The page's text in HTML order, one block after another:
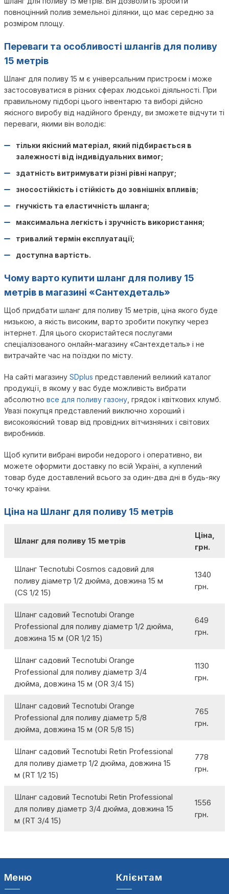
повноцінний полив земельної ділянки, що має середню за
розміром площу.
Переваги та особливості шлангів для поливу
15 метрів
Шланг для поливу 15 м є універсальним пристроєм і може
застосовуватися в різних сферах людської діяльності. При
правильному підборі цього інвентарю та виборі дійсно
якісного виробу від надійного бренду, ви зможете відчути ті
переваги, якими він володіє:
тільки якісний матеріал, який підбирається в
залежності від індивідуальних вимог;
здатність витримувати різні рівні напруг;
зносостійкість і стійкість до зовнішніх впливів;
гнучкість та еластичність шланга;
максимальна легкість і зручність використання;
тривалий термін експлуатації;
доступна вартість.
Чому варто купити шланг для поливу 15
метрів в магазині «Сантехдеталь»
Щоб придбати шланг для поливу 15 метрів, ціна якого буде
низькою, а якість високим, варто зробити покупку через
інтернет. Для цього скористайтеся послугами
спеціалізованого онлайн-магазину «Сантехдеталь» і не
витрачайте час на поїздки по місту.
На сайті магазину SDplus представлений великий каталог
продукції, в якому у вас буде можливість вибрати
абсолютно все для поливу газону , грядок і квіткових клумб.
Увазі покупця представлений виключно хороший і
високоякісний товар від провідних вітчизняних і світових
виробників.
Щоб купити вибрані вироби недорого і оперативно, ви
можете оформити доставку по всій Україні, а куплений
товар буде доставлений всього за один-два дні в будь-яку
точку країни.
Ціна на Шланг для поливу 15 метрів
Шланг для поливу 15 метрів
Ціна,
грн.
Шланг Tecnotubi Cosmos садовий для
поливу діаметр 1/2 дюйма, довжина 15 м
(CS 1/2 15)
1340
грн.
Шланг садовий Tecnotubi Orange
Professional для поливу діаметр 1/2 дюйма,
довжина 15 м (OR 1/2 15)
649
грн.
Шланг садовий Tecnotubi Orange
Professional для поливу діаметр 3/4
дюйма, довжина 15 м (OR 3/4 15)
1130
грн.
Шланг садовий Tecnotubi Orange
Professional для поливу діаметр 5/8
дюйма, довжина 15 м (OR 5/8 15)
765
грн.
Шланг садовий Tecnotubi Retin Professional
для поливу діаметр 1/2 дюйма, довжина 15
м (RT 1/2 15)
778
грн.
Шланг садовий Tecnotubi Retin Professional
для поливу діаметр 3/4 дюйма, довжина 15
м (RT 3/4 15)
1556
грн.
Меню Клієнтам